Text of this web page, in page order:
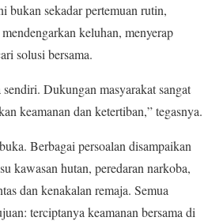
bukan sekadar pertemuan rutin,
keluhan, menyerap
solusi bersama.
Dukungan masyarakat sangat
keamanan dan ketertiban,” tegasnya.
Berbagai persoalan disampaikan
kawasan hutan, peredaran narkoba,
dan kenakalan remaja. Semua
terciptanya keamanan bersama di